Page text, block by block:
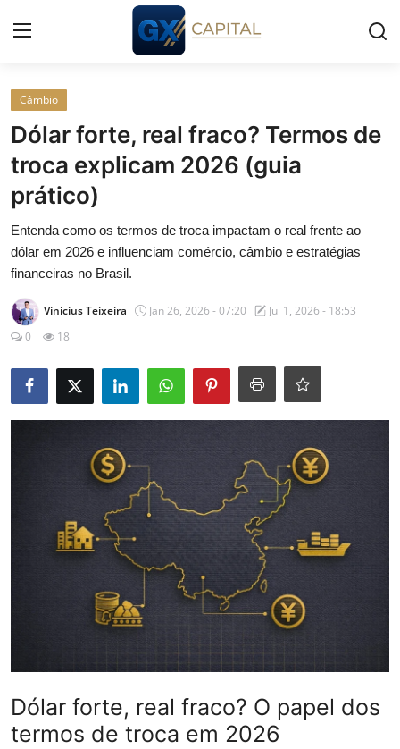
Entrar
Cursos
Simuladores
Wealth
Histórias
Contato
Crédito Empresarial
Radar Econômico
Investimentos
Seguro de Vida
Câmbio
Dólar forte, real fraco? Termos de
troca explicam 2026 (guia
prático)
Entenda como os termos de troca impactam o real frente ao
dólar em 2026 e influenciam comércio, câmbio e estratégias
financeiras no Brasil.
Vinicius Teixeira Jan 26, 2026 - 07:20
Jul 1, 2026 - 18:53
0
18
Dólar forte, real fraco? O papel dos
termos de troca em 2026